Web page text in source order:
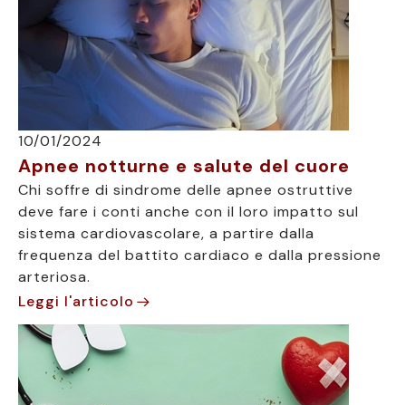
10/01/2024
Apnee notturne e salute del cuore
Chi soffre di sindrome delle apnee ostruttive
deve fare i conti anche con il loro impatto sul
sistema cardiovascolare, a partire dalla
frequenza del battito cardiaco e dalla pressione
arteriosa.
Leggi l'articolo